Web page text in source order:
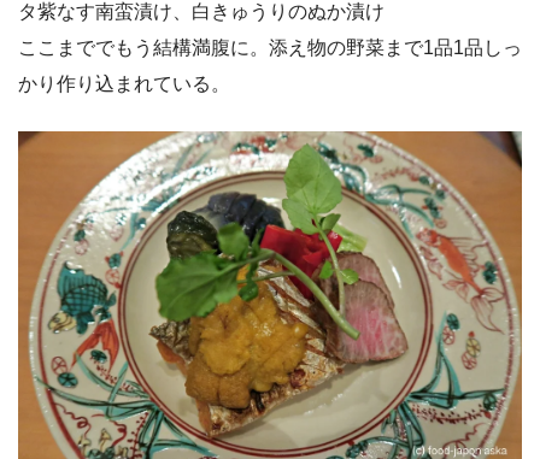
タ紫なす南蛮漬け、白きゅうりのぬか漬け
ここまででもう結構満腹に。添え物の野菜まで1品1品しっ
かり作り込まれている。